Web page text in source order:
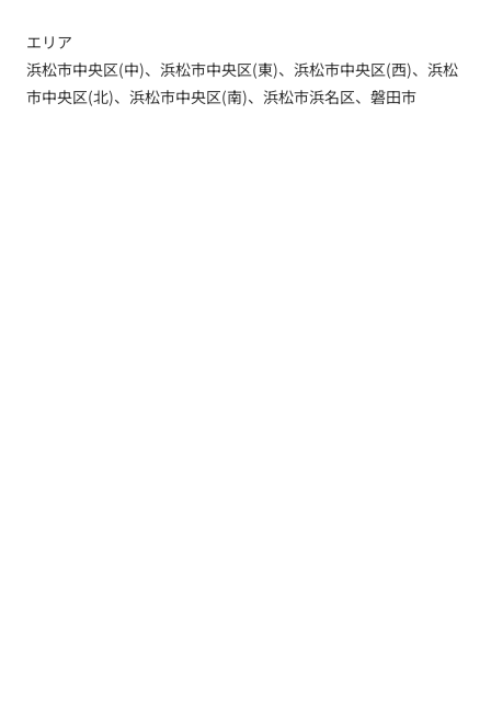
エリア
浜松市中央区(中)、浜松市中央区(東)、浜松市中央区(西)、浜松
市中央区(北)、浜松市中央区(南)、浜松市浜名区、磐田市